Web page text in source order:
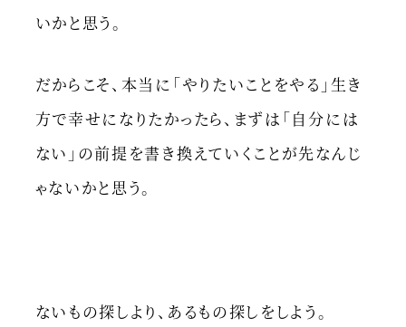
いかと思う。
だからこそ、本当に「やりたいことをやる」生き
方で幸せになりたかったら、まずは「自分には
ない」の前提を書き換えていくことが先なんじ
ゃないかと思う。
ないもの探しより、あるもの探しをしよう。